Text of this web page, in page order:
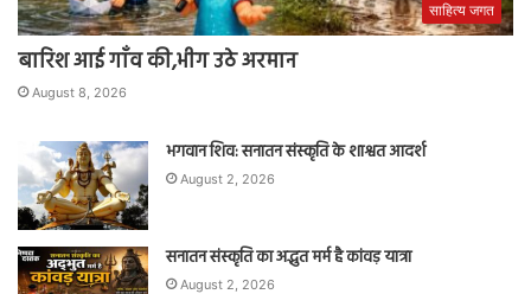
साहित्य जगत
बारिश आई गाँव की,भीग उठे अरमान
August 8, 2026
भगवान शिव: सनातन संस्कृति के शाश्वत आदर्श
August 2, 2026
सनातन संस्कृति का अद्भुत मर्म है कांवड़ यात्रा
August 2, 2026